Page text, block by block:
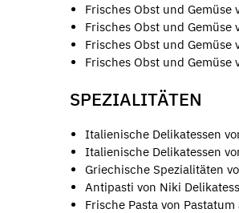
Frisches Obst und Gemüse
Frisches Obst und
Frisches Obst und Gemüse
Frisches Obst und Gemüse
SPEZIALITÄTEN
Italienische Delikatessen
Italienische Delikatessen
Griechische Spezialitäten
Antipasti von Niki
Frische Pasta von